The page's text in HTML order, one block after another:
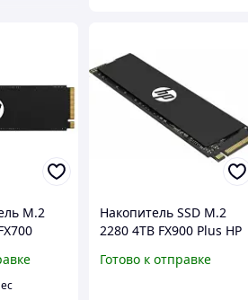
M.2
диск
Накопитель SSD M.2
2280 4TB FX900 Plus HP
Готово к отправке